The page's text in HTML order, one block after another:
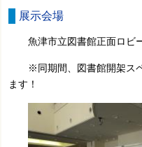
展示会場
魚津市立図書館正面ロビ
※同期間、図書館開架スペ
ます！